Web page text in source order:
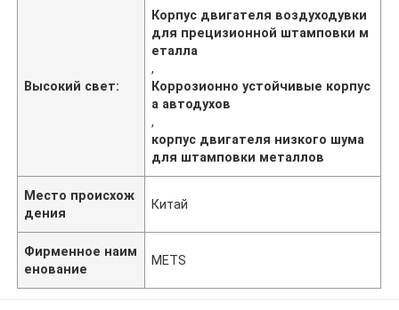
Высокий свет:
Корпус двигателя воздуходувки
для прецизионной штамповки м
еталла
,
Коррозионно устойчивые корпус
а автодухов
,
корпус двигателя низкого шума
для штамповки металлов
Место происхож
дения
Китай
Фирменное наим
енование
METS